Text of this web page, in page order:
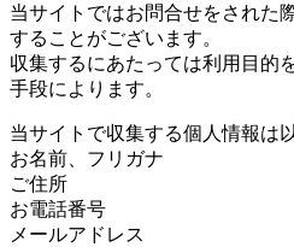
当サイトではお問合せをされた
することがございます。
収集するにあたっては利用目的
手段によります。
当サイトで収集する個人情報は
お名前、フリガナ
ご住所
お電話番号
メールアドレス